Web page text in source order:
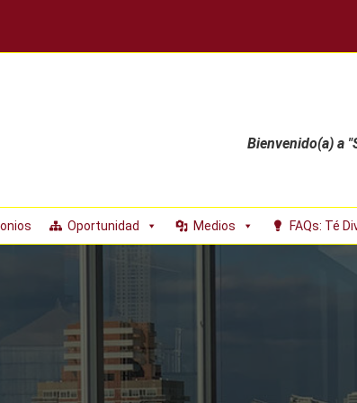
Bienvenido(a) a
Oportunidad Medios FAQs: Té